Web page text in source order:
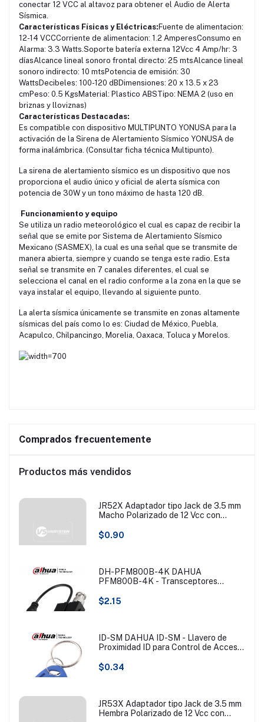
conectar 12 VCC al altavoz para obtener el Audio de Alerta
Sísmica.
Características Físicas y Eléctricas:Fuente de alimentacion:
12-14 VCCCorriente de alimentacion: 1.2 AmperesConsumo en
Alarma: 3.3 Watts.Soporte batería externa 12Vcc 4 Amp/hr: 3
díasAlcance lineal sonoro frontal directo: 25 mtsAlcance lineal
sonoro indirecto: 10 mtsPotencia de emisión: 30
WattsDecibeles: 100-120 dBDimensiones: 20 x 13.5 x 23
cmPeso: 0.5 KgsMaterial: Plastico ABSTipo: NEMA 2 (uso en
briznas y lloviznas)
Características Destacadas:
Es compatible con dispositivo MULTIPUNTO YONUSA para la
activación de la Sirena de Alertamiento Sísmico YONUSA de
forma inalámbrica. (Consultar ficha técnica Multipunto).
La sirena de alertamiento sísmico es un dispositivo que nos
proporciona el audio único y oficial de alerta sísmica con
potencia de 30W y un tono máximo de hasta 120 dB.
Funcionamiento y equipo
Se utiliza un radio meteorológico el cual es capaz de recibir la
señal que se emite por Sistema de Alertamiento Sísmico
Mexicano (SASMEX), la cual es una señal que se transmite de
manera abierta, siempre y cuando se tenga este radio. Esta
señal se transmite en 7 canales diferentes, el cual se
selecciona el canal en el radio conforme a la zona en la que se
vaya instalar el equipo, llevando al siguiente punto.
La alerta sísmica únicamente se transmite en zonas altamente
sísmicas del país como lo es: Ciudad de México, Puebla,
Acapulco, Chilpancingo, Morelia, Oaxaca, Toluca y Morelos.
Comprados frecuentemente
Productos más vendidos
JR52X Adaptador tipo Jack de 3.5 mm
Macho Polarizado de 12 Vcc con
$0.90
DH-PFM800B-4K DAHUA
PFM800B-4K - Transceptores
hasta 8MP a 200 metros. Compatibles
en alta resolución y largas distancias.
$2.15
ID-SM DAHUA ID-SM - Llavero de
Proximidad ID para Control de Acceso/
$0.34
JR53X Adaptador tipo Jack de 3.5 mm
Hembra Polarizado de 12 Vcc con